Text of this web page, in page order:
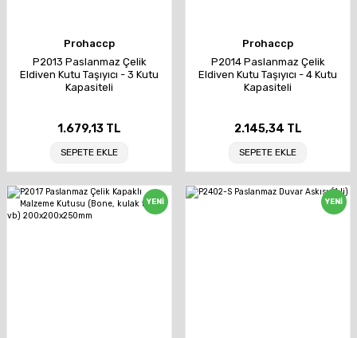
Prohaccp
P2013 Paslanmaz Çelik
Eldiven Kutu Taşıyıcı - 3 Kutu
Kapasiteli
1.679,13 TL
SEPETE EKLE
Prohaccp
P2014 Paslanmaz Çelik
Eldiven Kutu Taşıyıcı - 4 Kutu
Kapasiteli
2.145,34 TL
SEPETE EKLE
YENİ YENİ